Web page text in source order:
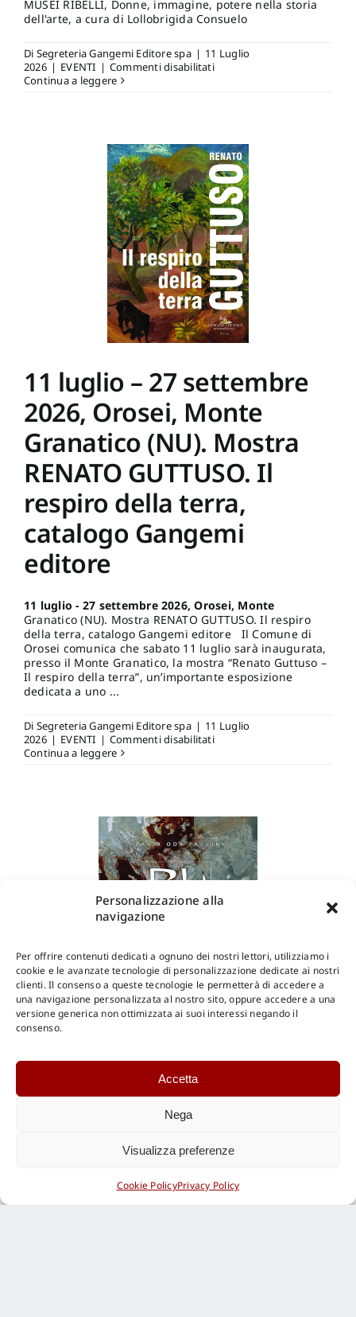
Personalizzazione alla
navigazione
Per offrire contenuti dedicati a ognuno dei nostri lettori, utilizziamo i
cookie e le avanzate tecnologie di personalizzazione dedicate ai nostri
clienti. Il consenso a queste tecnologie le permetterà di accedere a
una navigazione personalizzata al nostro sito, oppure accedere a una
versione generica non ottimizzata ai suoi interessi negando il
consenso.
Accetta
Nega
Visualizza preferenze
Cookie PolicyPrivacy Policy
MUSEI RIBELLI, Donne, immagine, potere nella storia
dell'arte, a cura di Lollobrigida Consuelo
Di Segreteria Gangemi Editore spa | 11 Luglio
2026 | EVENTI | Commenti disabilitatisu
2026,
Polo
Espositivo
Chiesa
di
Santo
Stefano,
via
Sant’Agostino,
24
–
Mondovì.
Mostra
MUSEI
RIBELLI,
potere
nella
storia
dell’arte,
a
cura
Lollobrigida
Consuelo
Continua a leggere
11 luglio – 27 settembre
2026, Orosei, Monte
Granatico (NU). Mostra
RENATO GUTTUSO. Il
respiro della terra,
catalogo Gangemi
editore
11 luglio - 27 settembre 2026, Orosei, Monte
Granatico (NU). Mostra RENATO GUTTUSO. Il respiro
della terra, catalogo Gangemi editore Il Comune di
Orosei comunica che sabato 11 luglio sarà inaugurata,
presso il Monte Granatico, la mostra “Renato Guttuso –
Il respiro della terra”, un’importante esposizione
dedicata a uno ...
Di Segreteria Gangemi Editore spa | 11 Luglio
2026 | EVENTI | Commenti disabilitatisu
2026,
Orosei,
Monte
Granatico
(NU).
RENATO
della
terra,
catalogo
Gangemi
editore
Continua a leggere
9 luglio 2026, ore 15.30,
La Vaccheria, via
Giovanni l’Eltore, 35 –
Roma. Mostra
REVOLUTIONARY UTOPIA